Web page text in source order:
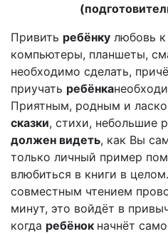
Привить ребёнку любовь
компьютеры, планшеты,
необходимо сделать,
приучать ребёнка
Приятным, родным и
сказки, стихи, небольшие
должен видеть, как Вы
только личный пример
влюбиться в книги в
совместным чтением
минут, это войдёт в
когда ребёнок начнёт